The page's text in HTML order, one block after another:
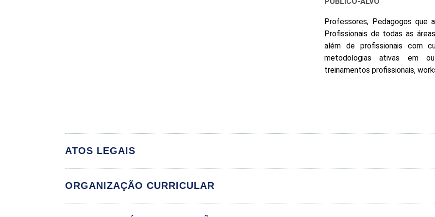
Professores, Pedagogos que
Profissionais de todas as
além de profissionais com
metodologias ativas em
treinamentos profissionais,
ATOS LEGAIS
ORGANIZAÇÃO CURRICULAR
Metodologias para Aprendizagem Ativa I